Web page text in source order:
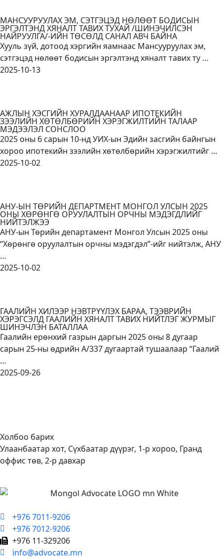
МАНСУУРУУЛАХ ЭМ, СЭТГЭЦЭД НӨЛӨӨТ БОДИСЫН
ЭРГЭЛТЭНД ХЯНАЛТ ТАВИХ ТУХАЙ /ШИНЭЧИЛСЭН
НАЙРУУЛГА/-ИЙН ТӨСӨЛД САНАЛ АВЧ БАЙНА
Хууль зүй, дотоод хэргийн яамнаас Мансууруулах эм,
сэтгэцэд нөлөөт бодисын эргэлтэнд хяналт тавих ту …
2025-10-13
АЖЛЫН ХЭСГИЙН ХУРАЛДААНААР ИПОТЕКИЙН
ЗЭЭЛИЙН ХӨТӨЛБӨРИЙН ХЭРЭГЖИЛТИЙН ТАЛААР
МЭДЭЭЛЭЛ СОНСЛОО
2025 оны 6 сарын 10-нд УИХ-ын Эдийн засгийн байнгын
хороо ипотекийн зээлийн хөтөлбөрийн хэрэгжилтийг …
2025-10-02
АНУ-ЫН ТӨРИЙН ДЕПАРТМЕНТ МОНГОЛ УЛСЫН 2025
ОНЫ ХӨРӨНГӨ ОРУУЛАЛТЫН ОРЧНЫ МЭДЭГДЛИЙГ
НИЙТЭЛЖЭЭ
АНУ-ын Төрийн департамент Монгол Улсын 2025 оны
“Хөрөнгө оруулалтын орчны мэдэгдэл”-ийг нийтэлж, АНУ
…
2025-10-02
ГААЛИЙН ХИЛЭЭР НЭВТРҮҮЛЭХ БАРАА, ТЭЭВРИЙН
ХЭРЭГСЭЛД ГААЛИЙН ХЯНАЛТ ТАВИХ НИЙТЛЭГ ЖУРМЫГ
ШИНЭЧЛЭН БАТАЛЛАА
Гаалийн ерөнхий газрын даргын 2025 оны 8 дугаар
сарын 25-ны өдрийн А/337 дугаартай тушаалаар “Гаалий
…
2025-09-26
Холбоо барих
Улаанбаатар хот, Сүхбаатар дүүрэг, 1-р хороо, Гранд
оффис төв, 2-р давхар
+976 7011-9206
+976 7012-9206
+976 11-329206
info@advocate.mn